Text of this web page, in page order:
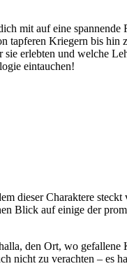
mit auf eine spannende
tapferen Kriegern ‌bis hin
sie erlebten und ⁢welche
eintauchen!
dieser Charaktere
Blick auf einige der
den Ort, wo gefallene
nicht zu ‌verachten ‌– es